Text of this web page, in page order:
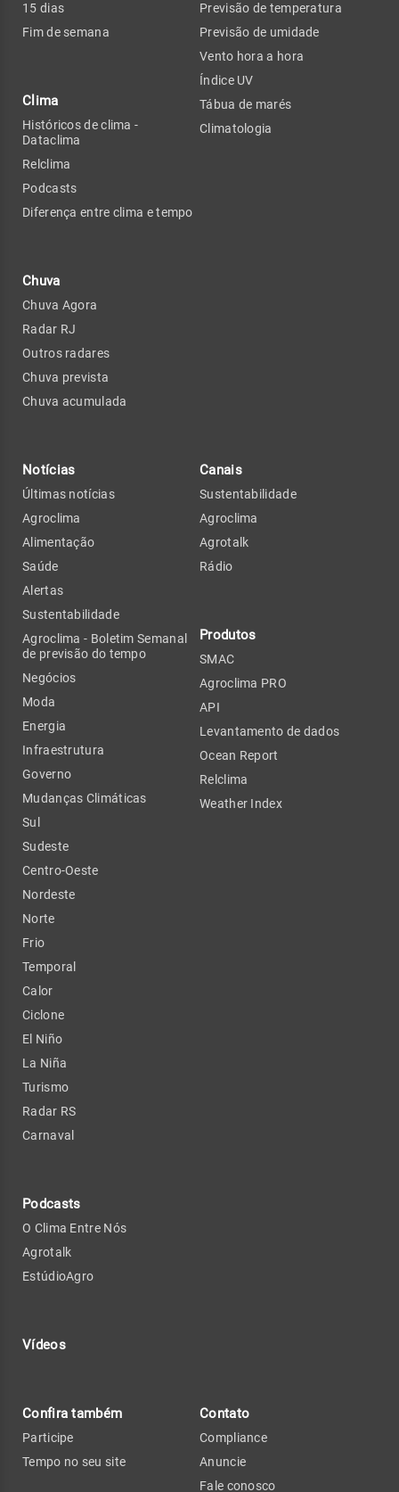
15 dias
Fim de semana
Clima
Históricos de clima -
Dataclima
Relclima
Podcasts
Diferença entre clima e tempo
Chuva
Chuva Agora
Radar RJ
Outros radares
Chuva prevista
Chuva acumulada
Previsão de temperatura
Previsão de umidade
Vento hora a hora
Índice UV
Tábua de marés
Climatologia
Notícias
Últimas notícias
Agroclima
Alimentação
Saúde
Alertas
Sustentabilidade
Agroclima - Boletim Semanal
de previsão do tempo
Negócios
Moda
Energia
Infraestrutura
Governo
Mudanças Climáticas
Sul
Sudeste
Centro-Oeste
Nordeste
Norte
Frio
Temporal
Calor
Ciclone
El Niño
La Niña
Turismo
Radar RS
Carnaval
Podcasts
O Clima Entre Nós
Agrotalk
EstúdioAgro
Vídeos
Canais
Sustentabilidade
Agroclima
Agrotalk
Rádio
Produtos
SMAC
Agroclima PRO
API
Levantamento de dados
Ocean Report
Relclima
Weather Index
Confira também
Participe
Tempo no seu site
Contato
Compliance
Anuncie
Fale conosco